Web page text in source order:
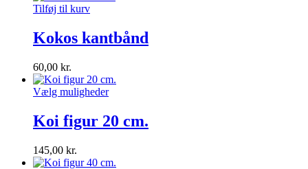
Tilføj til kurv
Kokos kantbånd
60,00 kr.
Vælg muligheder
Koi figur 20 cm.
145,00 kr.